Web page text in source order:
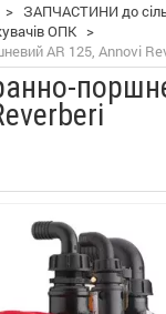
> ЗАПЧАСТИНИ до
ОПК >
AR 125, Annovi